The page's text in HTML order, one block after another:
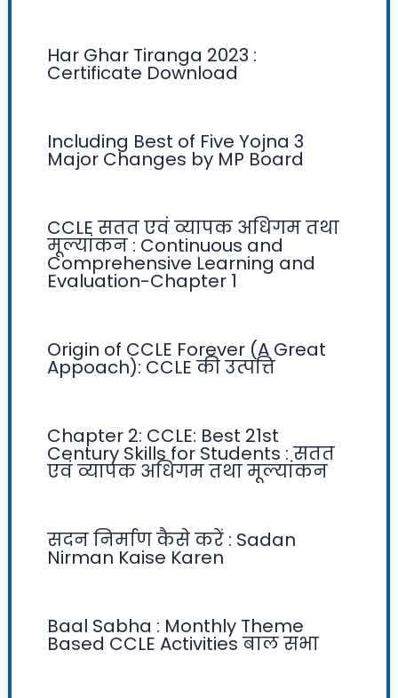
Har Ghar Tiranga 2023 :
Certificate Download
Including Best of Five Yojna 3
Major Changes by MP Board
CCLE सतत एवं व्यापक अधिगम तथा
मूल्यांकन : Continuous and
Comprehensive Learning and
Evaluation-Chapter 1
Origin of CCLE Forever (A Great
Appoach): CCLE की उत्पत्ति
Chapter 2: CCLE: Best 21st
Century Skills for Students : सतत
एवं व्यापक अधिगम तथा मूल्यांकन
सदन निर्माण कैसे करें : Sadan
Nirman Kaise Karen
Baal Sabha : Monthly Theme
Based CCLE Activities बाल सभा